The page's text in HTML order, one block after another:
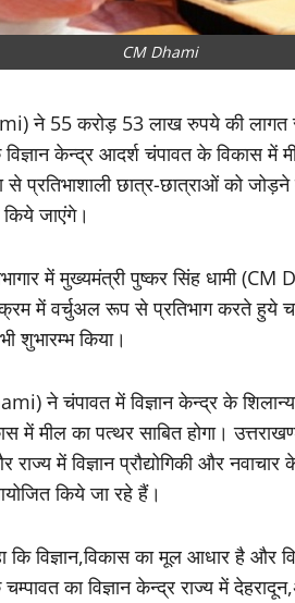
CM Dhami
ने 55 करोड़ 53 लाख रुपये की लागत से
केन्द्र आदर्श चंपावत के विकास में
से प्रतिभाशाली छात्र-छात्राओं को
जाएंगे।
में मुख्यमंत्री पुष्कर सिंह धामी (CM
में वर्चुअल रूप से प्रतिभाग करते हुये
शुभारम्भ किया।
ने चंपावत में विज्ञान केन्द्र के
मील का पत्थर साबित होगा।
में विज्ञान प्रौद्योगिकी और
किये जा रहे हैं।
विज्ञान,विकास का मूल आधार है और
का विज्ञान केन्द्र राज्य में